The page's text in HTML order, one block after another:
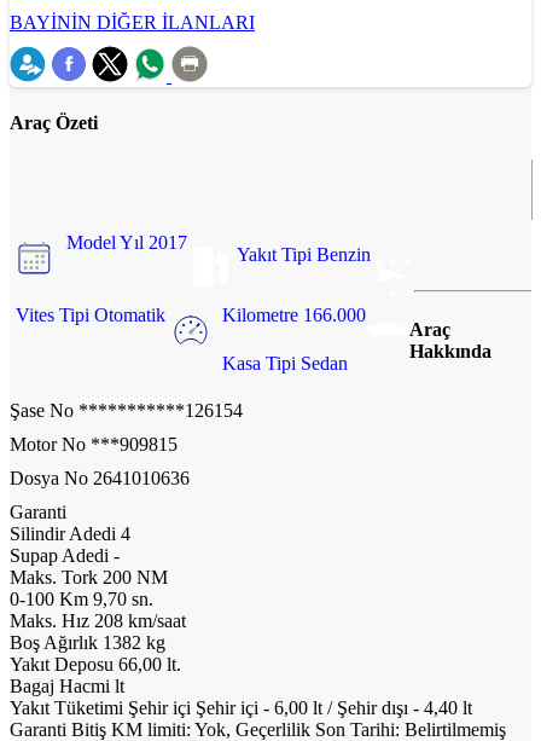
BAYİNİN DİĞER İLANLARI
Araç Özeti
Model Yıl 2017
Yakıt Tipi Benzin
Vites Tipi Otomatik Kilometre 166.000
Kasa Tipi Sedan
Araç
Hakkında
Şase No ***********126154
Motor No ***909815
Dosya No 2641010636
Garanti
Silindir Adedi 4
Supap Adedi -
Maks. Tork 200 NM
0-100 Km 9,70 sn.
Maks. Hız 208 km/saat
Boş Ağırlık 1382 kg
Yakıt Deposu 66,00 lt.
Bagaj Hacmi lt
Yakıt Tüketimi Şehir içi Şehir içi - 6,00 lt / Şehir dışı - 4,40 lt
Garanti Bitiş KM limiti: Yok, Geçerlilik Son Tarihi: Belirtilmemiş